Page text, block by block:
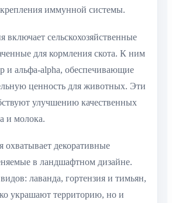
иммунной системы.
включает сельскохозяйственные
для кормления скота. К ним
и альфа-alpha, обеспечивающие
ценность для животных. Эти
улучшению качественных
и молока.
охватывает декоративные
в ландшафтном дизайне.
лаванда, гортензия и тимьян,
украшают территорию, но и